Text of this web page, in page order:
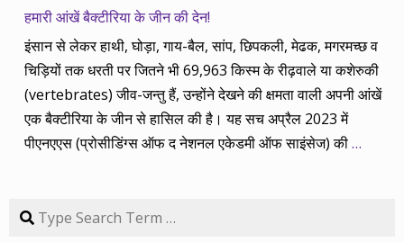
हमारी आंखें बैक्टीरिया के जीन की देन!
इंसान से लेकर हाथी, घोड़ा, गाय-बैल, सांप, छिपकली, मेढक, मगरमच्छ व
चिड़ियों तक धरती पर जितने भी 69,963 किस्म के रीढ़वाले या कशेरुकी
(vertebrates) जीव-जन्तु हैं, उन्होंने देखने की क्षमता वाली अपनी आंखें
एक बैक्टीरिया के जीन से हासिल की है। यह सच अप्रैल 2023 में
पीएनएएस (प्रोसीडिंग्स ऑफ द नेशनल एकेडमी ऑफ साइंसेज) की…
Search